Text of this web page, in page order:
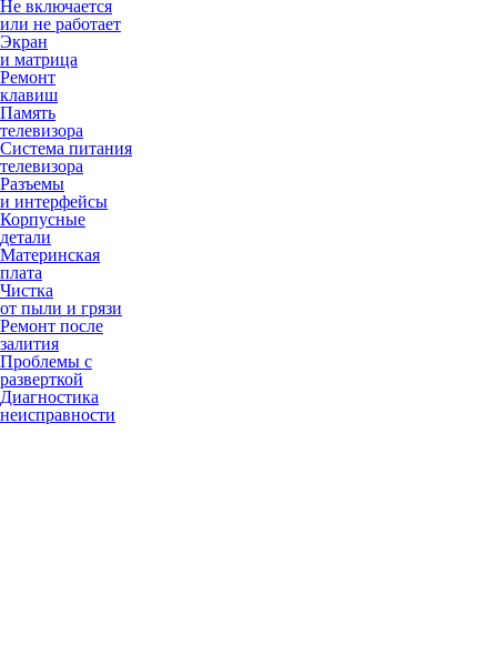
Не включается
или не работает
Экран
и матрица
Ремонт
клавиш
Память
телевизора
Система питания
телевизора
Разъемы
и интерфейсы
Корпусные
детали
Материнская
плата
Чистка
от пыли и грязи
Ремонт после
залития
Проблемы с
разверткой
Диагностика
неисправности